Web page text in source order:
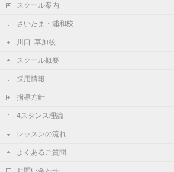
スクール案内
さいたま・浦和校
川口･草加校
スクール概要
採用情報
指導方針
4スタンス理論
レッスンの流れ
よくあるご質問